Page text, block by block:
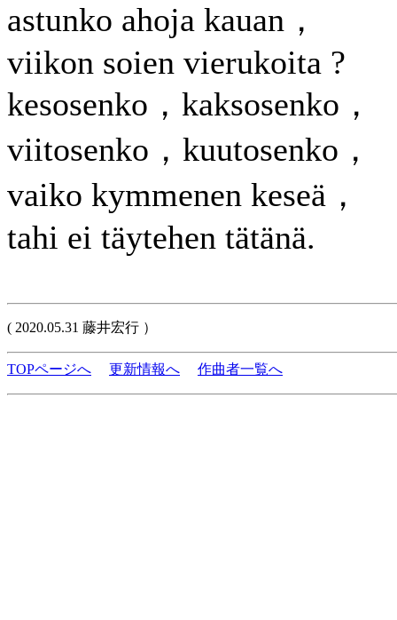
astunko ahoja kauan，
viikon soien vierukoita ?
kesosenko，kaksosenko，
viitosenko，kuutosenko，
vaiko kymmenen keseä，
tahi ei täytehen tätänä.
( 2020.05.31 藤井宏行 ）
TOPページへ 更新情報へ 作曲者一覧へ